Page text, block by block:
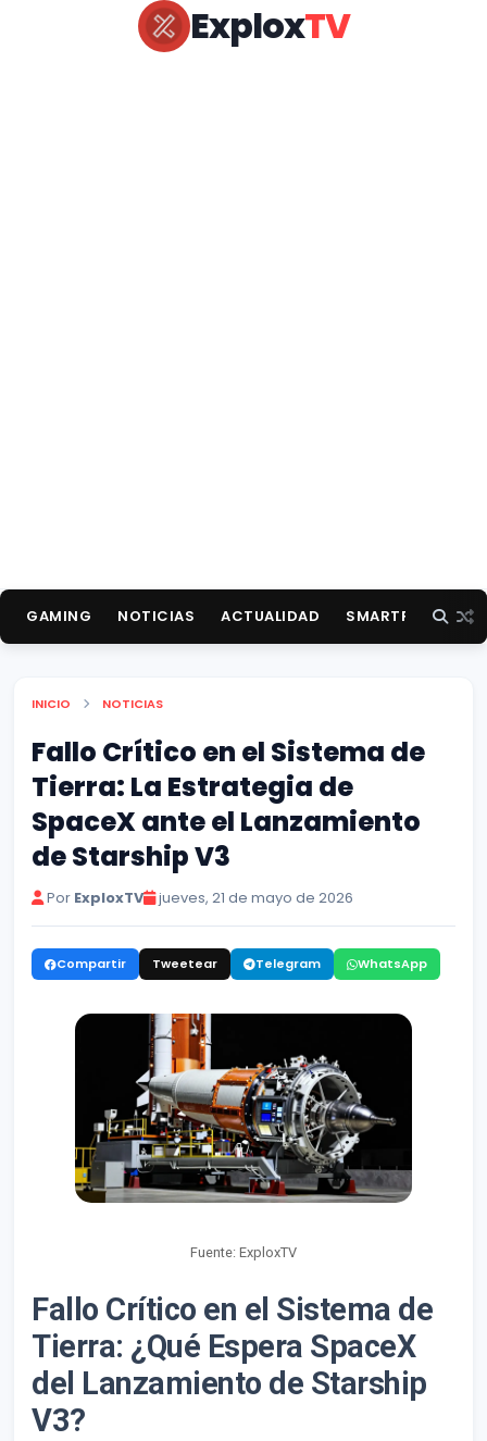
ExploxTV
GAMING NOTICIAS ACTUALIDAD SMARTPHONES
INICIO NOTICIAS
Fallo Crítico en el Sistema de
Tierra: La Estrategia de
SpaceX ante el Lanzamiento
de Starship V3
Por ExploxTV jueves, 21 de mayo de 2026
Compartir Tweetear Telegram WhatsApp
Fuente: ExploxTV
Fallo Crítico en el Sistema de
Tierra: ¿Qué Espera SpaceX
del Lanzamiento de Starship
V3?